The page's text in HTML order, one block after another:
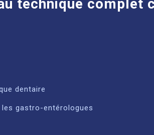
technique complet
dentaire
les gastro-entérologues